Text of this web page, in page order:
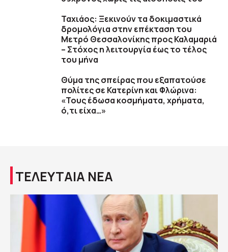
Ταχιάος: Ξεκινούν τα δοκιμαστικά
δρομολόγια στην επέκταση του
Μετρό Θεσσαλονίκης προς Καλαμαριά
– Στόχος η λειτουργία έως το τέλος
του μήνα
Θύμα της σπείρας που εξαπατούσε
πολίτες σε Κατερίνη και Φλώρινα:
«Τους έδωσα κοσμήματα, χρήματα,
ό,τι είχα…»
ΤΕΛΕΥΤΑΙΑ ΝΕΑ